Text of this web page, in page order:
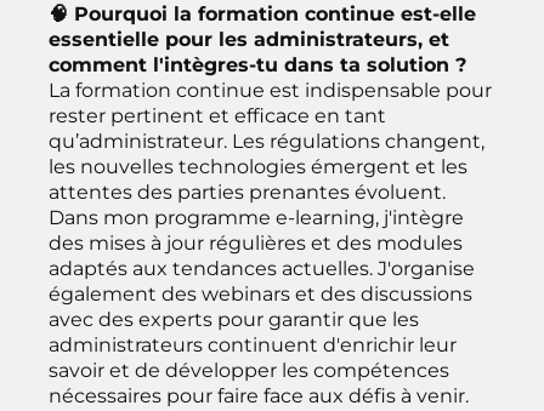
🧠 Pourquoi la formation continue est-elle
essentielle pour les administrateurs, et
comment l'intègres-tu dans ta solution ?
La formation continue est indispensable pour
rester pertinent et efficace en tant
qu’administrateur. Les régulations changent,
les nouvelles technologies émergent et les
attentes des parties prenantes évoluent.
Dans mon programme e-learning, j'intègre
des mises à jour régulières et des modules
adaptés aux tendances actuelles. J'organise
également des webinars et des discussions
avec des experts pour garantir que les
administrateurs continuent d'enrichir leur
savoir et de développer les compétences
nécessaires pour faire face aux défis à venir.